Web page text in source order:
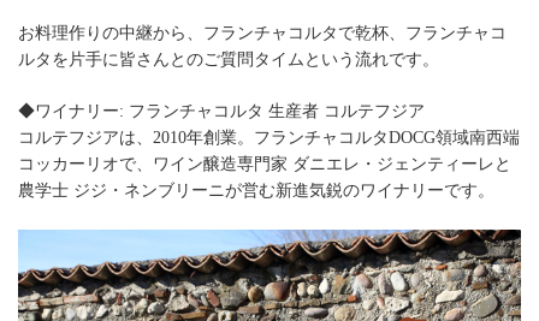
お料理作りの中継から、フランチャコルタで乾杯、フランチャコ
ルタを片手に皆さんとのご質問タイムという流れです。
◆ワイナリー: フランチャコルタ 生産者 コルテフジア
コルテフジアは、2010年創業。フランチャコルタDOCG領域南西端
コッカーリオで、ワイン醸造専門家 ダニエレ・ジェンティーレと
農学士 ジジ・ネンブリーニが営む新進気鋭のワイナリーです。